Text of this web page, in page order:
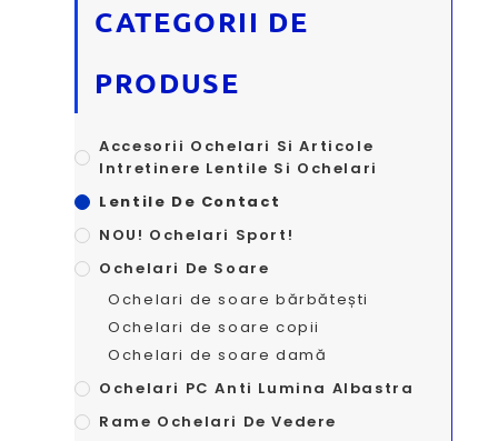
CATEGORII DE
PRODUSE
Accesorii Ochelari Si Articole
Intretinere Lentile Si Ochelari
Lentile De Contact
NOU! Ochelari Sport!
Ochelari De Soare
Ochelari de soare bărbătești
Ochelari de soare copii
Ochelari de soare damă
Ochelari PC Anti Lumina Albastra
Rame Ochelari De Vedere